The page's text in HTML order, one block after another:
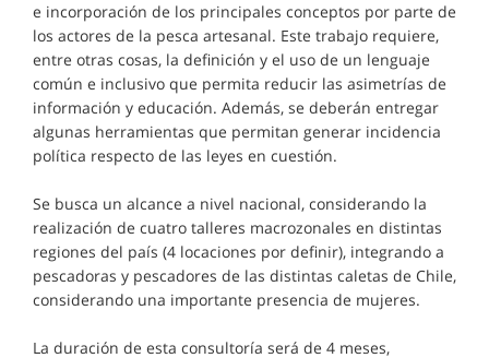
e incorporación de los principales conceptos por parte de
los actores de la pesca artesanal. Este trabajo requiere,
entre otras cosas, la definición y el uso de un lenguaje
común e inclusivo que permita reducir las asimetrías de
información y educación. Además, se deberán entregar
algunas herramientas que permitan generar incidencia
política respecto de las leyes en cuestión.
Se busca un alcance a nivel nacional, considerando la
realización de cuatro talleres macrozonales en distintas
regiones del país (4 locaciones por definir), integrando a
pescadoras y pescadores de las distintas caletas de Chile,
considerando una importante presencia de mujeres.
La duración de esta consultoría será de 4 meses,